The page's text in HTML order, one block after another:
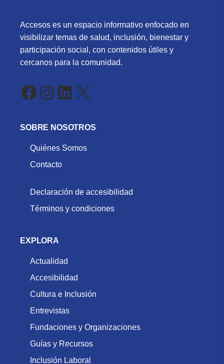
Accesos es un espacio informativo enfocado en
visibilizar temas de salud, inclusión, bienestar y
participación social, con contenidos útiles y
cercanos para la comunidad.
Facebook
Instagram
LinkedIn
X
SOBRE NOSOTROS
Quiénes Somos
Contacto
Declaración de accesibilidad
Términos y condiciones
EXPLORA
Actualidad
Accesibilidad
Cultura e Inclusión
Entrevistas
Fundaciones y Organizaciones
Guías y Recursos
Inclusión Laboral